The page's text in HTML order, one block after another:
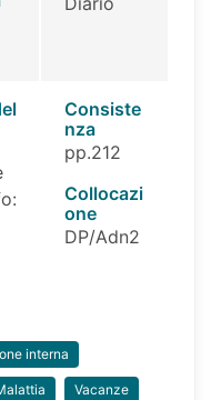
Consiste
nza
pp.212
Collocazi
one
DP/Adn2
interna
Vacanze